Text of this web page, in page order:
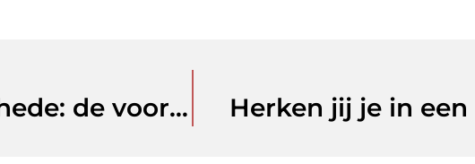
Een fiets kopen nabij Enschede: de voordelen van lokaal winkelen Herken jij je in